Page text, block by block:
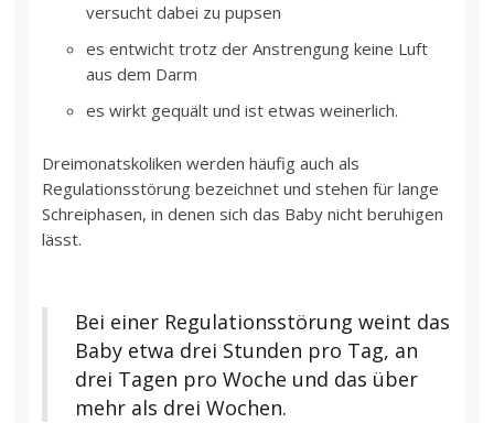
versucht dabei zu pupsen
es entwicht trotz der Anstrengung keine Luft
aus dem Darm
es wirkt gequält und ist etwas weinerlich.
Dreimonatskoliken werden häufig auch als
Regulationsstörung bezeichnet und stehen für lange
Schreiphasen, in denen sich das Baby nicht beruhigen
lässt.
Bei einer Regulationsstörung weint das
Baby etwa drei Stunden pro Tag, an
drei Tagen pro Woche und das über
mehr als drei Wochen.